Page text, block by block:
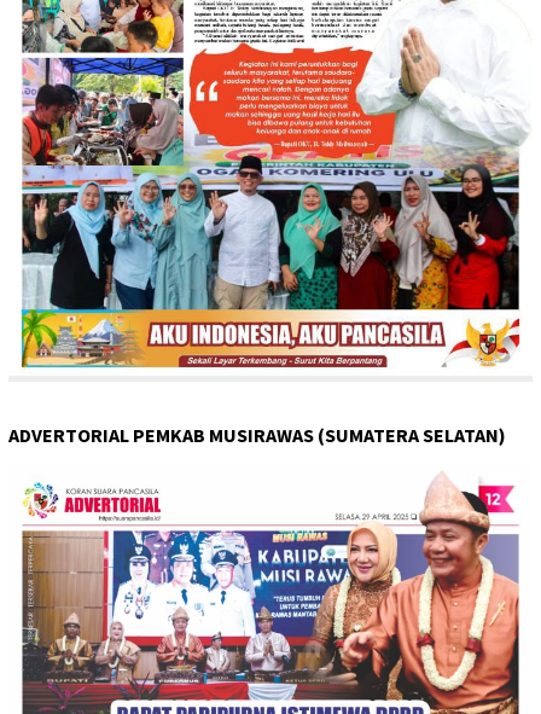
ADVERTORIAL PEMKAB MUSIRAWAS (SUMATERA SELATAN)